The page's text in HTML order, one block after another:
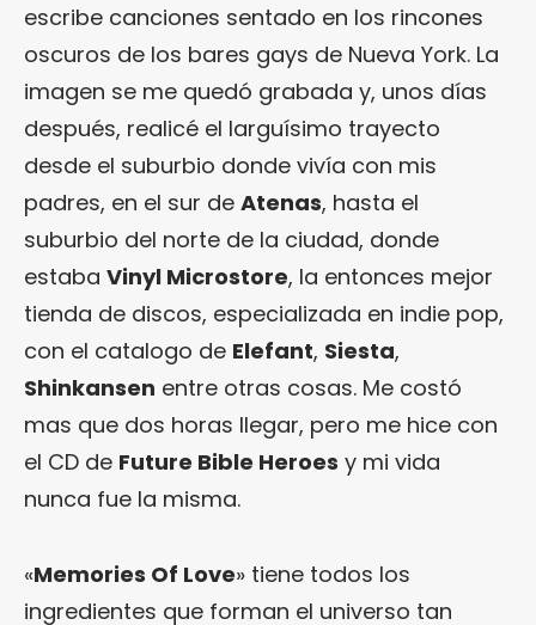
escribe canciones sentado en los rincones
oscuros de los bares gays de Nueva York. La
imagen se me quedó grabada y, unos días
después, realicé el larguísimo trayecto
desde el suburbio donde vivía con mis
padres, en el sur de Atenas, hasta el
suburbio del norte de la ciudad, donde
estaba Vinyl Microstore, la entonces mejor
tienda de discos, especializada en indie pop,
con el catalogo de Elefant, Siesta,
Shinkansen entre otras cosas. Me costó
mas que dos horas llegar, pero me hice con
el CD de Future Bible Heroes y mi vida
nunca fue la misma.
«Memories Of Love» tiene todos los
ingredientes que forman el universo tan